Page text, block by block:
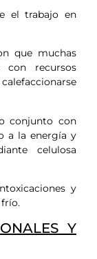
el trabajo en
que muchas
con recursos
conjunto con
a la energía y
celulosa
y
Y